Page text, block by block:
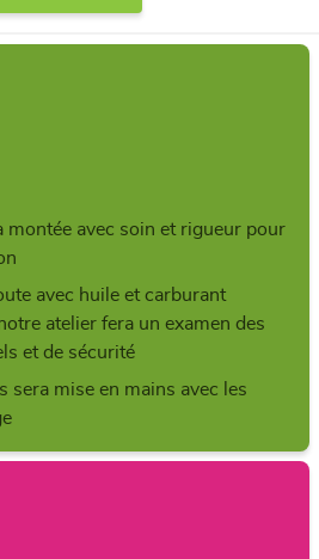
montée avec soin et rigueur pour
avec huile et carburant
atelier fera un examen des
et de sécurité
sera mise en mains avec les